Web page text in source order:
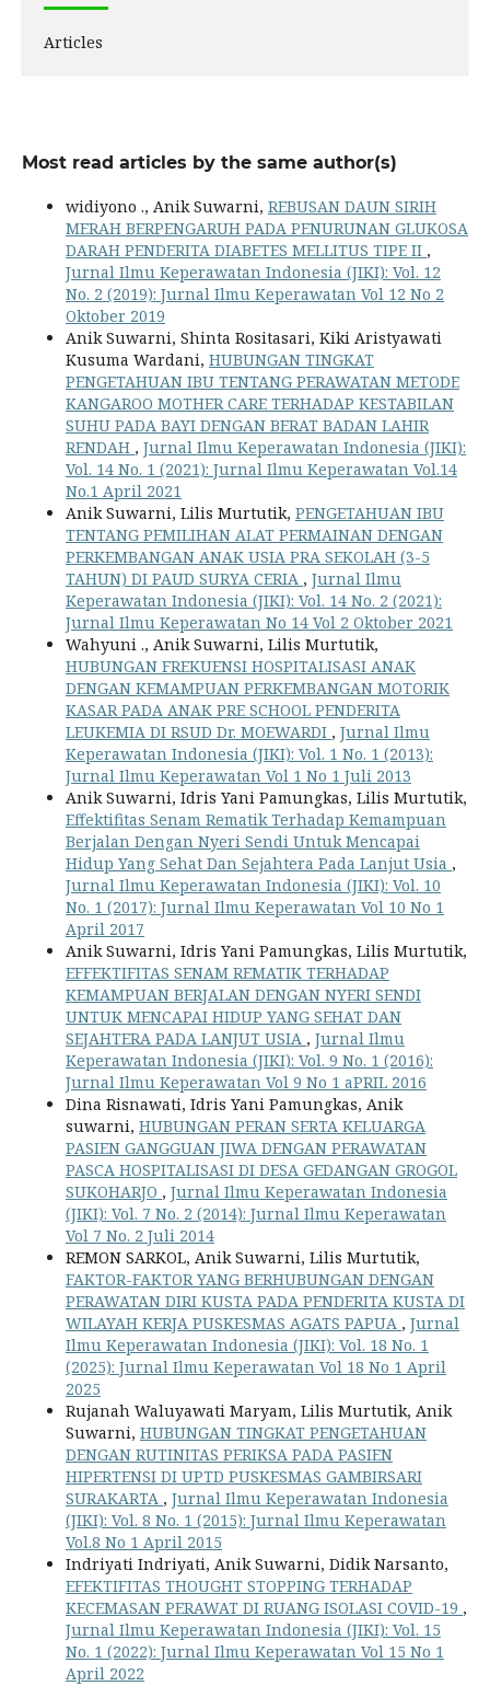
Articles
Most read articles by the same author(s)
widiyono ., Anik Suwarni, REBUSAN DAUN SIRIH
MERAH BERPENGARUH PADA PENURUNAN GLUKOSA
DARAH PENDERITA DIABETES MELLITUS TIPE II ,
Jurnal Ilmu Keperawatan Indonesia (JIKI): Vol. 12
No. 2 (2019): Jurnal Ilmu Keperawatan Vol 12 No 2
Oktober 2019
Anik Suwarni, Shinta Rositasari, Kiki Aristyawati
Kusuma Wardani, HUBUNGAN TINGKAT
PENGETAHUAN IBU TENTANG PERAWATAN METODE
KANGAROO MOTHER CARE TERHADAP KESTABILAN
SUHU PADA BAYI DENGAN BERAT BADAN LAHIR
RENDAH , Jurnal Ilmu Keperawatan Indonesia (JIKI):
Vol. 14 No. 1 (2021): Jurnal Ilmu Keperawatan Vol.14
No.1 April 2021
Anik Suwarni, Lilis Murtutik, PENGETAHUAN IBU
TENTANG PEMILIHAN ALAT PERMAINAN DENGAN
PERKEMBANGAN ANAK USIA PRA SEKOLAH (3-5
TAHUN) DI PAUD SURYA CERIA , Jurnal Ilmu
Keperawatan Indonesia (JIKI): Vol. 14 No. 2 (2021):
Jurnal Ilmu Keperawatan No 14 Vol 2 Oktober 2021
Wahyuni ., Anik Suwarni, Lilis Murtutik,
HUBUNGAN FREKUENSI HOSPITALISASI ANAK
DENGAN KEMAMPUAN PERKEMBANGAN MOTORIK
KASAR PADA ANAK PRE SCHOOL PENDERITA
LEUKEMIA DI RSUD Dr. MOEWARDI , Jurnal Ilmu
Keperawatan Indonesia (JIKI): Vol. 1 No. 1 (2013):
Jurnal Ilmu Keperawatan Vol 1 No 1 Juli 2013
Anik Suwarni, Idris Yani Pamungkas, Lilis Murtutik,
Effektifitas Senam Rematik Terhadap Kemampuan
Berjalan Dengan Nyeri Sendi Untuk Mencapai
Hidup Yang Sehat Dan Sejahtera Pada Lanjut Usia ,
Jurnal Ilmu Keperawatan Indonesia (JIKI): Vol. 10
No. 1 (2017): Jurnal Ilmu Keperawatan Vol 10 No 1
April 2017
Anik Suwarni, Idris Yani Pamungkas, Lilis Murtutik,
EFFEKTIFITAS SENAM REMATIK TERHADAP
KEMAMPUAN BERJALAN DENGAN NYERI SENDI
UNTUK MENCAPAI HIDUP YANG SEHAT DAN
SEJAHTERA PADA LANJUT USIA , Jurnal Ilmu
Keperawatan Indonesia (JIKI): Vol. 9 No. 1 (2016):
Jurnal Ilmu Keperawatan Vol 9 No 1 aPRIL 2016
Dina Risnawati, Idris Yani Pamungkas, Anik
suwarni, HUBUNGAN PERAN SERTA KELUARGA
PASIEN GANGGUAN JIWA DENGAN PERAWATAN
PASCA HOSPITALISASI DI DESA GEDANGAN GROGOL
SUKOHARJO , Jurnal Ilmu Keperawatan Indonesia
(JIKI): Vol. 7 No. 2 (2014): Jurnal Ilmu Keperawatan
Vol 7 No. 2 Juli 2014
REMON SARKOL, Anik Suwarni, Lilis Murtutik,
FAKTOR-FAKTOR YANG BERHUBUNGAN DENGAN
PERAWATAN DIRI KUSTA PADA PENDERITA KUSTA DI
WILAYAH KERJA PUSKESMAS AGATS PAPUA , Jurnal
Ilmu Keperawatan Indonesia (JIKI): Vol. 18 No. 1
(2025): Jurnal Ilmu Keperawatan Vol 18 No 1 April
2025
Rujanah Waluyawati Maryam, Lilis Murtutik, Anik
Suwarni, HUBUNGAN TINGKAT PENGETAHUAN
DENGAN RUTINITAS PERIKSA PADA PASIEN
HIPERTENSI DI UPTD PUSKESMAS GAMBIRSARI
SURAKARTA , Jurnal Ilmu Keperawatan Indonesia
(JIKI): Vol. 8 No. 1 (2015): Jurnal Ilmu Keperawatan
Vol.8 No 1 April 2015
Indriyati Indriyati, Anik Suwarni, Didik Narsanto,
EFEKTIFITAS THOUGHT STOPPING TERHADAP
KECEMASAN PERAWAT DI RUANG ISOLASI COVID-19 ,
Jurnal Ilmu Keperawatan Indonesia (JIKI): Vol. 15
No. 1 (2022): Jurnal Ilmu Keperawatan Vol 15 No 1
April 2022